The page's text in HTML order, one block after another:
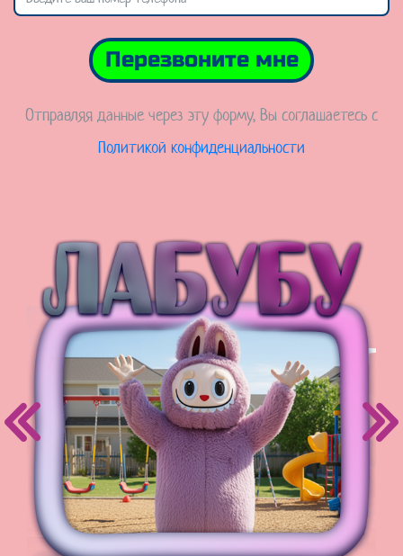
Перезвоните мне
Отправляя данные через эту форму, Вы соглашаетесь с
Политикой конфиденциальности